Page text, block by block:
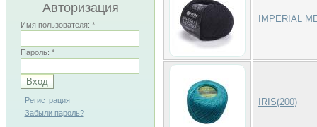
Авторизация
Имя пользователя: *
Пароль: *
Регистрация
Забыли пароль?
IMPERIAL
IRIS(200)